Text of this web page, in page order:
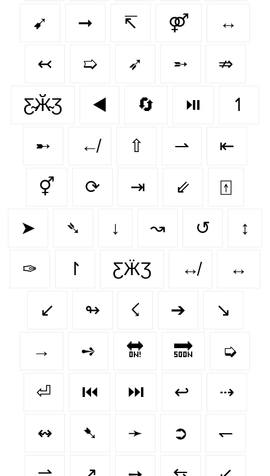
➹ ➞ ↸ ⚤ ↔
↢ ➯ ➶ ➵ ⇏
Ƹ̴Ӂ̴Ʒ ◀️ 🔄 ⏯️ ↿
➸ ↚ ⇧ ⇀ ⇤
⚥ ⟳ ⇥ ⇙ ⍐
➤ ➴ ↓ ↝ ↺ ↕
✑ ↾ ƸӜƷ ↮ ↔️
↙ ↬ ☇ ➔ ↘️
→ ➺ 🔛 🔜 ➭
⏎ ⏮️ ⏭️ ↩ ⇢
↭ ➷ ➛ ➲ ↽